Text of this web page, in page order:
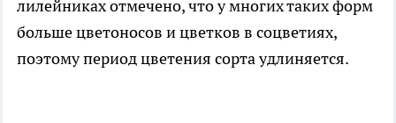
лилейниках отмечено, что у многих таких форм
больше цветоносов и цветков в соцветиях,
поэтому период цветения сорта удлиняется.